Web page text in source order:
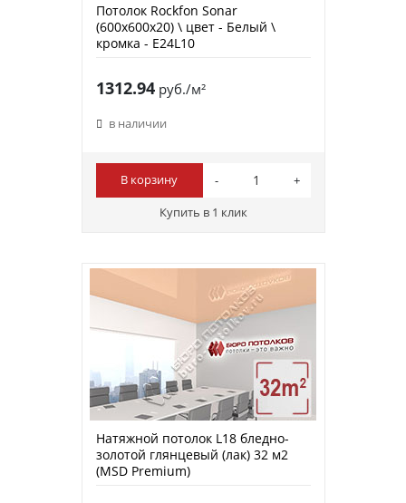
Потолок Rockfon Sonar
(600х600х20) \ цвет - Белый \
кромка - E24L10
1312.94руб./м²
в наличии
В корзину
Купить в 1 клик
Натяжной потолок L18 бледно-
золотой глянцевый (лак) 32 м2
(MSD Premium)